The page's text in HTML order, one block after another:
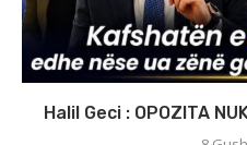
Halil Geci : OPOZITA